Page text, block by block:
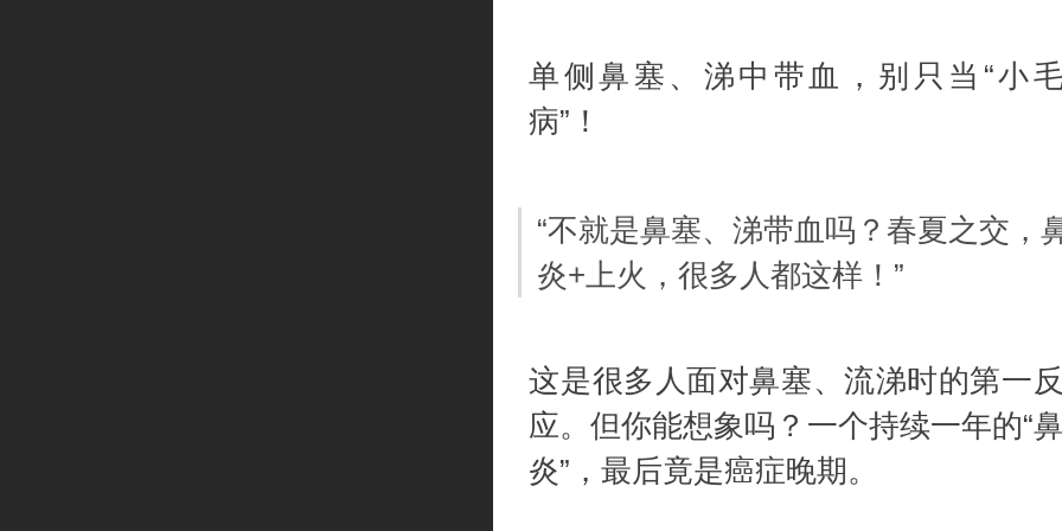
单侧鼻塞、涕中带血，别只当“小
病”！
“不就是鼻塞、涕带血吗？春夏之交，
炎+上火，很多人都这样！”
这是很多人面对鼻塞、流涕时的第一反
应。但你能想象吗？一个持续一年的“鼻
炎”，最后竟是癌症晚期。